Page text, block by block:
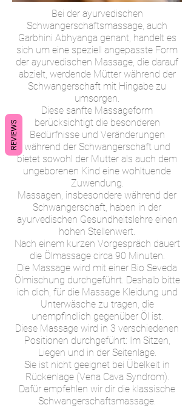
Bei der ayurvedischen
Schwangerschaftsmassage, auch
Garbhini Abhyanga genant, handelt es
sich um eine speziell angepasste Form
der ayurvedischen Massage, die darauf
abzielt, werdende Mütter während der
Schwangerschaft mit Hingabe zu
umsorgen.
Diese sanfte Massageform
berücksichtigt die besonderen
Bedürfnisse und Veränderungen
während der Schwangerschaft und
bietet sowohl der Mutter als auch dem
ungeborenen Kind eine wohltuende
Zuwendung.
Massagen, insbesondere während der
Schwangerschaft, haben in der
ayurvedischen Gesundheitslehre einen
hohen Stellenwert.
Nach einem kurzen Vorgespräch dauert
die Ölmassage circa 90 Minuten.
Die Massage wird mit einer Bio Seveda
Ölmischung durchgeführt. Deshalb bitte
ich dich, für die Massage Kleidung und
Unterwäsche zu tragen, die
unempfindlich gegenüber Öl ist.
Diese Massage wird in 3 verschiedenen
Positionen durchgeführt: Im Sitzen,
Liegen und in der Seitenlage.
Sie ist nicht geeignet bei Übelkeit in
Rückenlage (Vena Cava Syndrom).
Dafür empfehlen wir dir die klassische
Schwangerschaftsmassage.
REVIEWS